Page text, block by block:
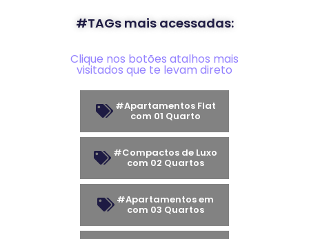
#TAGs mais acessadas:
Clique nos botões atalhos mais
visitados que te levam direto
#Apartamentos Flat
com 01 Quarto
#Compactos de Luxo
com 02 Quartos
#Apartamentos em
com 03 Quartos